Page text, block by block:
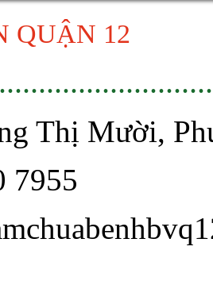
QUẬN 12
Thị Mười,
7955